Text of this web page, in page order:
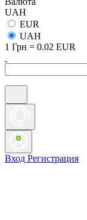
UAH
EUR
UAH
1 Грн = 0.02 EUR
Вход Регистрация